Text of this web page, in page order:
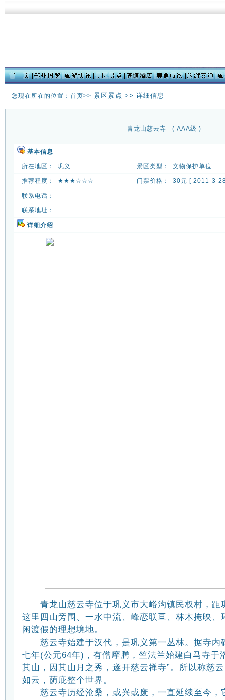
您现在所在的位置：首页>> 景区景点 >> 详细信息
青龙山慈云寺 ( AAA级 )
基本信息
所在地区： 巩义 景区类型： 文物保护单位
推荐程度： ★★★☆☆☆ 门票价格： 30元 [ 2011-3-
联系电话：
联系地址：
详细介绍
青龙山慈云寺位于巩义市大峪沟镇民权村，距
这里四山旁围、一水中流、峰恋联亘、林木掩映、
闲渡假的理想境地。
慈云寺始建于汉代，是巩义第一丛林。据寺内
七年(公元64年)，有僧摩腾，竺法兰始建白马寺于
其山，因其山月之秀，遂开慈云禅寺”。所以称慈
如云，荫庇整个世界。
慈云寺历经沧桑，或兴或废，一直延续至今，